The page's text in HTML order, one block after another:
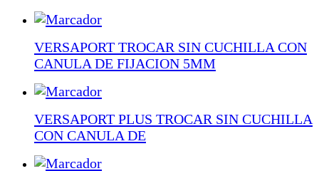
VERSAPORT TROCAR SIN CUCHILLA CON
CANULA DE FIJACION 5MM
VERSAPORT PLUS TROCAR SIN CUCHILLA
CON CANULA DE